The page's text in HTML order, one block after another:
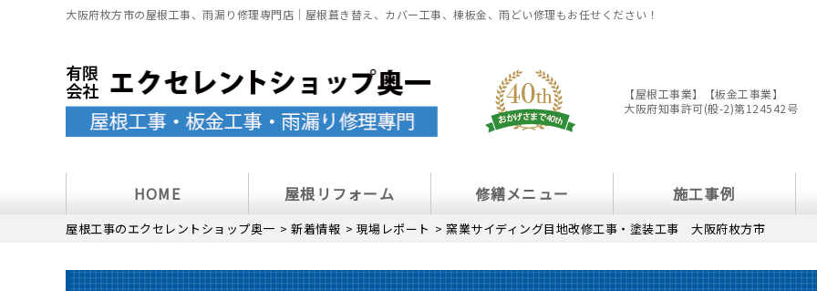
大阪府枚方市の屋根工事、雨漏り修理専門店｜屋根葺き替え、カバー工事、棟板金、雨どい修理もお任せください！
【屋根工事業】【板金工事業】
大阪府知事許可(般-2)第124542号
HOME 屋根リフォーム 修繕メニュー 施工事例
屋根工事のエクセレントショップ奥一 > 新着情報 > 現場レポート > 窯業サイディング目地改修工事・塗装工事 大阪府枚方市